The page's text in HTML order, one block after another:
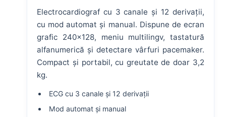
Electrocardiograf cu 3 canale și 12 derivații,
cu mod automat și manual. Dispune de ecran
grafic 240×128, meniu multilingv, tastatură
alfanumerică și detectare vârfuri pacemaker.
Compact și portabil, cu greutate de doar 3,2
kg.
ECG cu 3 canale și 12 derivații
Mod automat și manual